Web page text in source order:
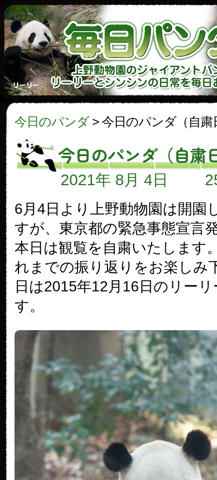
今日のパンダ> 今日のパンダ（自粛
今日のパンダ（自粛
2021年 8月 4日
6月4日より上野動物園は開園
すが、東京都の緊急事態宣言
本日は観覧を自粛いたします
れまでの振り返りをお楽しみ
日は2015年12月16日のリー
す。